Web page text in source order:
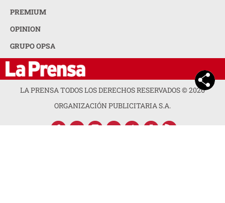
PREMIUM
OPINION
GRUPO OPSA
LA PRENSA TODOS LOS DERECHOS RESERVADOS ©2026
ORGANIZACIÓN PUBLICITARIA S.A.